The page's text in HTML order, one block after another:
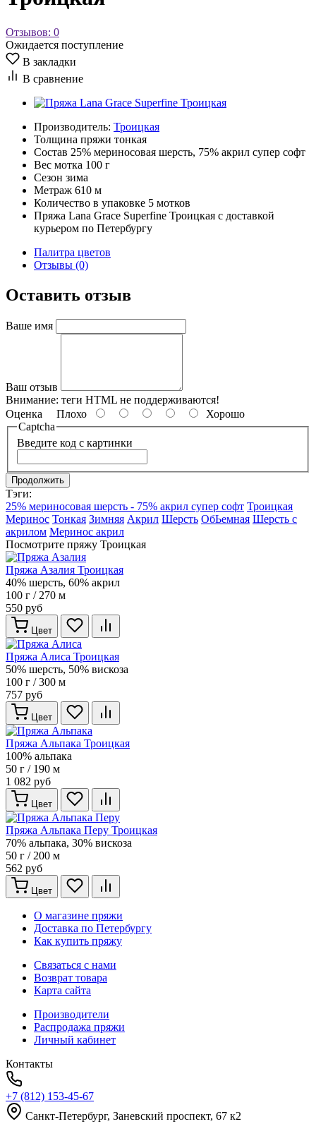
Отзывов: 0
Ожидается поступление
В закладки
В сравнение
Производитель: Троицкая
Толщина пряжи тонкая
Состав 25% мериносовая шерсть, 75% акрил супер софт
Вес мотка 100 г
Сезон зима
Метраж 610 м
Количество в упаковке 5 мотков
Пряжа Lana Grace Superfine Троицкая с доставкой
курьером по Петербургу
Палитра цветов
Отзывы (0)
Оставить отзыв
Ваше имя
Ваш отзыв
Внимание: теги HTML не поддерживаются!
Оценка Плохо
Хорошо
Captcha
Введите код с картинки
Продолжить
Тэги:
25% мериносовая шерсть - 75% акрил супер софт Троицкая
Меринос Тонкая Зимняя Акрил Шерсть ОбЬемная Шерсть с
акрилом Меринос акрил
Посмотрите пряжу Троицкая
Пряжа Азалия Троицкая
40% шерсть, 60% акрил
100 г / 270 м
550 руб
Цвет
Пряжа Алиса Троицкая
50% шерсть, 50% вискоза
100 г / 300 м
757 руб
Цвет
Пряжа Альпака Троицкая
100% альпака
50 г / 190 м
1 082 руб
Цвет
Пряжа Альпака Перу Троицкая
70% альпака, 30% вискоза
50 г / 200 м
562 руб
Цвет
О магазине пряжи
Доставка по Петербургу
Как купить пряжу
Связаться с нами
Возврат товара
Карта сайта
Производители
Распродажа пряжи
Личный кабинет
Контакты
+7 (812) 153-45-67
Санкт-Петербург, ​Заневский проспект, 67 к2